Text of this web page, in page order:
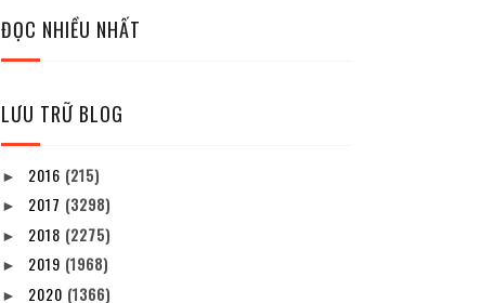
ĐỌC NHIỀU NHẤT
LƯU TRỮ BLOG
► 2016 (215)
► 2017 (3298)
► 2018 (2275)
► 2019 (1968)
► 2020 (1366)